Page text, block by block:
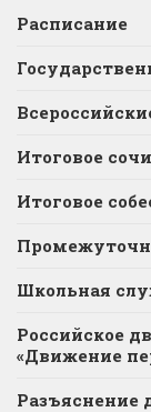
Расписание
Итоговое
Итоговое
Школьная
Российское
«Движение
Разъяснение